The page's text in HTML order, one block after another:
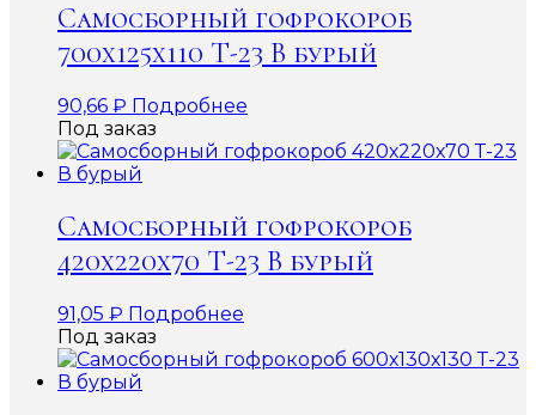
Самосборный гофрокороб
700х125х110 Т-23 В бурый
90,66 ₽ Подробнее
Под заказ
Самосборный гофрокороб
420х220х70 Т-23 В бурый
91,05 ₽ Подробнее
Под заказ